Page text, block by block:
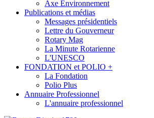
Axe Environnement
Publications et médias
Messages présidentiels
Lettre du Gouverneur
Rotary Mag
La Minute Rotarienne
L'UNESCO
FONDATION et POLIO +
La Fondation
Polio Plus
Annuaire Professionnel
L'annuaire professionnel